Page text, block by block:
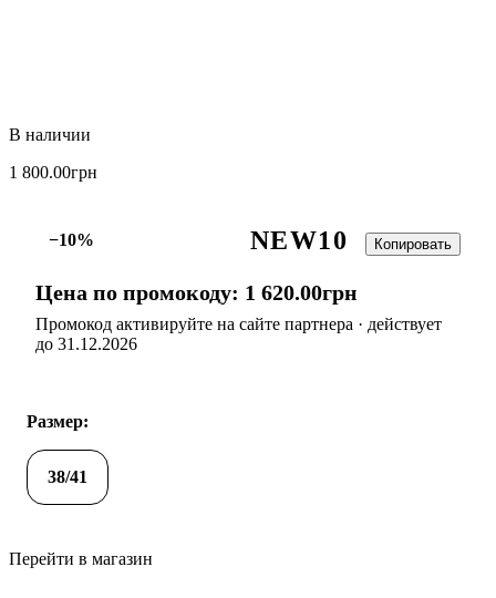
1 800.00грн
−10% NEW10 Копировать
Цена по промокоду: 1 620.00грн
Промокод активируйте на сайте партнера · действует
до 31.12.2026
Размер:
38/41
Перейти в магазин